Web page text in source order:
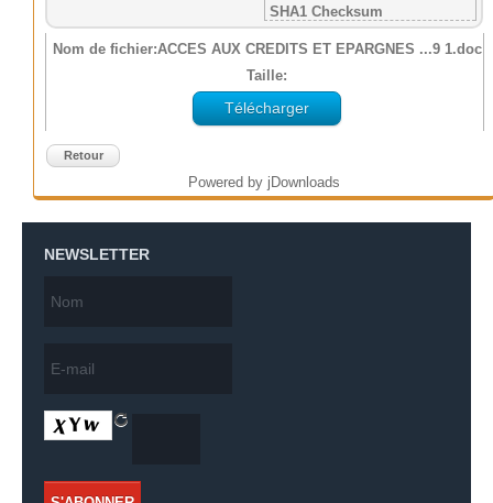
SHA1 Checksum
Nom de fichier:ACCES AUX CREDITS ET EPARGNES ...9 1.doc
Taille:
Télécharger
Retour
Powered by jDownloads
NEWSLETTER